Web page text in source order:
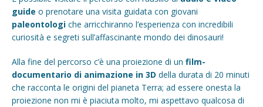
guide o prenotare una visita guidata con giovani
paleontologi che arricchiranno l’esperienza con incredibili
curiosità e segreti sull’affascinante mondo dei dinosauri!
Alla fine del percorso c’è una proiezione di un film-
documentario di animazione in 3D della durata di 20 minuti
che racconta le origini del pianeta Terra; ad essere onesta la
proiezione non mi è piaciuta molto, mi aspettavo qualcosa di